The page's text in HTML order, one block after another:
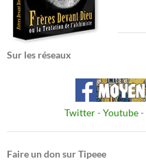
Sur les réseaux
Twitter- Youtube-
Faire un don sur Tipeee